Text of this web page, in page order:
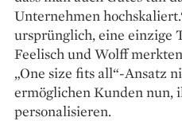
Unternehmen
ursprünglich, eine einzige
Feelisch und Wolff
„One size fits all“-Ansatz
ermöglichen Kunden nun,
personalisieren.